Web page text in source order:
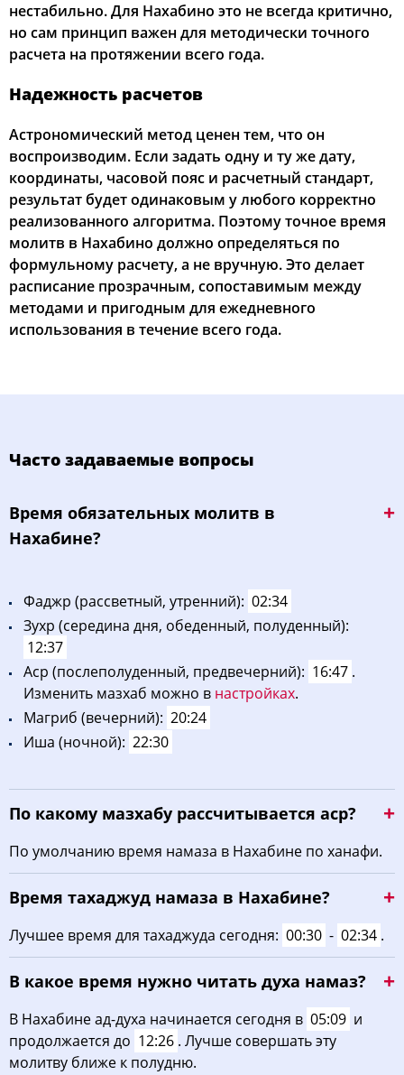
нестабильно. Для Нахабино это не всегда критично,
но сам принцип важен для методически точного
расчета на протяжении всего года.
Надежность расчетов
Астрономический метод ценен тем, что он
воспроизводим. Если задать одну и ту же дату,
координаты, часовой пояс и расчетный стандарт,
результат будет одинаковым у любого корректно
реализованного алгоритма. Поэтому точное время
молитв в Нахабино должно определяться по
формульному расчету, а не вручную. Это делает
расписание прозрачным, сопоставимым между
методами и пригодным для ежедневного
использования в течение всего года.
Часто задаваемые вопросы
Bpeмя oбязaтeльных мoлитв в
Нахабине?
Фaджp (рассветный, утренний): 02:34
Зухp (середина дня, обеденный, полуденный):
12:37
Acp (послеполуденный, предвечерний): 16:47 .
Изменить мазхаб можно в настройках.
Maгриб (вечерний): 20:24
Иша (ночной): 22:30
По какому мазхабу рассчитывается аср?
По умолчанию время намаза в Нахабине по ханафи.
Время тахаджуд намаза в Нахабине?
Лучшее время для тахаджуда сегодня: 00:30 - 02:34 .
В какое время нужно читать духа намаз?
В Нахабине ад-духа начинается сегодня в 05:09 и
продолжается до 12:26 . Лучше совершать эту
молитву ближе к полудню.